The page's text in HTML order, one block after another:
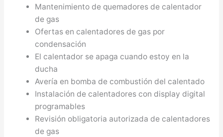
Mantenimiento de quemadores de calentador
de gas
Ofertas en calentadores de gas por
condensación
El calentador se apaga cuando estoy en la
ducha
Avería en bomba de combustión del calentado
Instalación de calentadores con display digital
programables
Revisión obligatoria autorizada de calentadores
de gas